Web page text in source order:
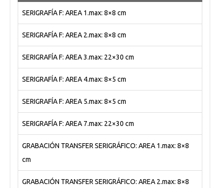
SERIGRAFÍA F: AREA 1.max: 8×8 cm
SERIGRAFÍA F: AREA 2.max: 8×8 cm
SERIGRAFÍA F: AREA 3.max: 22×30 cm
SERIGRAFÍA F: AREA 4.max: 8×5 cm
SERIGRAFÍA F: AREA 5.max: 8×5 cm
SERIGRAFÍA F: AREA 7.max: 22×30 cm
GRABACIÓN TRANSFER SERIGRÁFICO: AREA 1.max: 8×8
cm
GRABACIÓN TRANSFER SERIGRÁFICO: AREA 2.max: 8×8